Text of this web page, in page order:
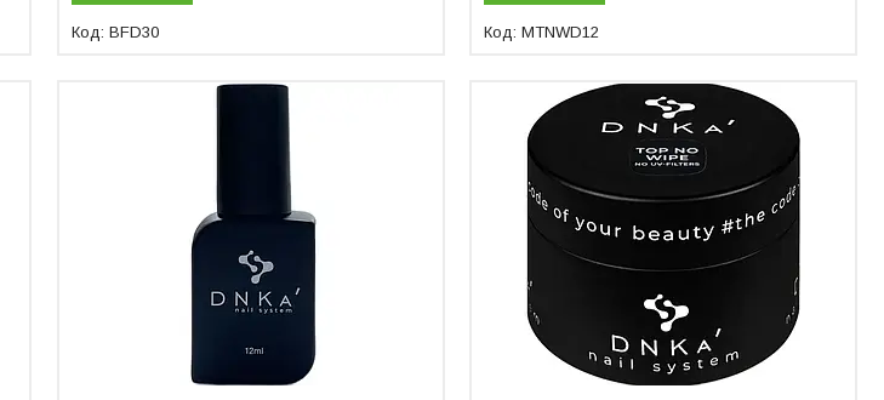
BFD30 MTNWD12